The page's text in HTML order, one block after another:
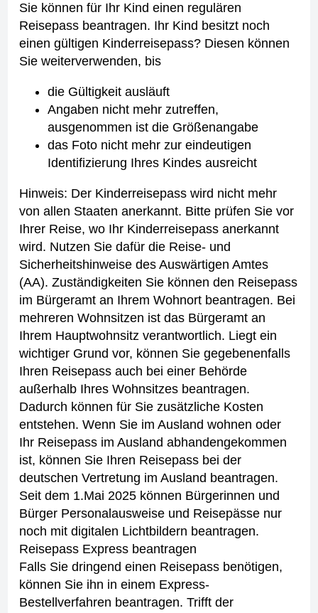
Sie können für Ihr Kind einen regulären
Reisepass beantragen. Ihr Kind besitzt noch
einen gültigen Kinderreisepass? Diesen können
Sie weiterverwenden, bis
die Gültigkeit ausläuft
Angaben nicht mehr zutreffen,
ausgenommen ist die Größenangabe
das Foto nicht mehr zur eindeutigen
Identifizierung Ihres Kindes ausreicht
Hinweis: Der Kinderreisepass wird nicht mehr
von allen Staaten anerkannt. Bitte prüfen Sie vor
Ihrer Reise, wo Ihr Kinderreisepass anerkannt
wird. Nutzen Sie dafür die Reise- und
Sicherheitshinweise des Auswärtigen Amtes
(AA). Zuständigkeiten Sie können den Reisepass
im Bürgeramt an Ihrem Wohnort beantragen. Bei
mehreren Wohnsitzen ist das Bürgeramt an
Ihrem Hauptwohnsitz verantwortlich. Liegt ein
wichtiger Grund vor, können Sie gegebenenfalls
Ihren Reisepass auch bei einer Behörde
außerhalb Ihres Wohnsitzes beantragen.
Dadurch können für Sie zusätzliche Kosten
entstehen. Wenn Sie im Ausland wohnen oder
Ihr Reisepass im Ausland abhandengekommen
ist, können Sie Ihren Reisepass bei der
deutschen Vertretung im Ausland beantragen.
Seit dem 1.Mai 2025 können Bürgerinnen und
Bürger Personalausweise und Reisepässe nur
noch mit digitalen Lichtbildern beantragen.
Reisepass Express beantragen
Falls Sie dringend einen Reisepass benötigen,
können Sie ihn in einem Express-
Bestellverfahren beantragen. Trifft der